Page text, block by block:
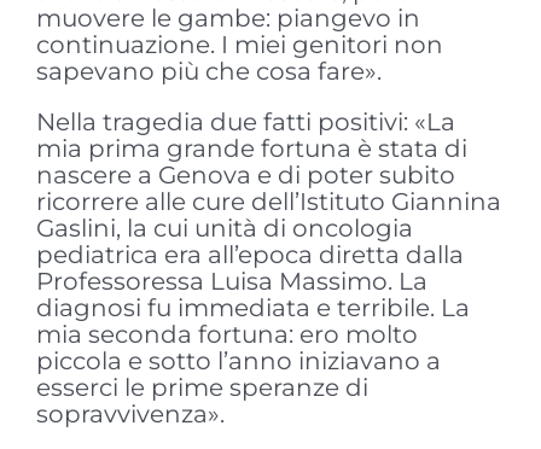
muovere le gambe: piangevo in
continuazione. I miei genitori non
sapevano più che cosa fare».
Nella tragedia due fatti positivi: «La
mia prima grande fortuna è stata di
nascere a Genova e di poter subito
ricorrere alle cure dell’Istituto Giannina
Gaslini, la cui unità di oncologia
pediatrica era all’epoca diretta dalla
Professoressa Luisa Massimo. La
diagnosi fu immediata e terribile. La
mia seconda fortuna: ero molto
piccola e sotto l’anno iniziavano a
esserci le prime speranze di
sopravvivenza».